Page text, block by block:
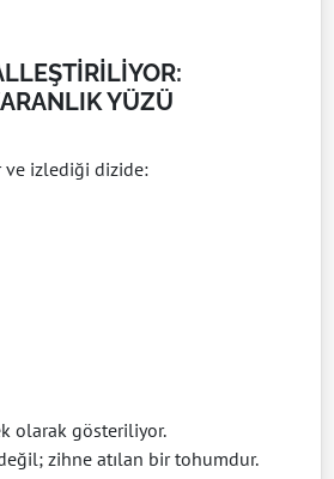
YÜZÜ
ve izlediği dizide:
olarak gösteriliyor.
zihne atılan bir tohumdur.